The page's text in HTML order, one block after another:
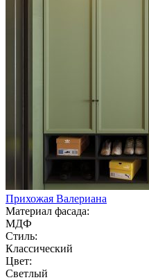
Прихожая Валериана
Материал фасада:
МДФ
Стиль:
Классический
Цвет:
Светлый